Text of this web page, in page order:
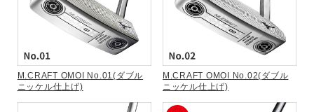
M.CRAFT OMOI No.01(ダブル
ニッケル仕上げ)
M.CRAFT OMOI No.02(ダブル
ニッケル仕上げ)